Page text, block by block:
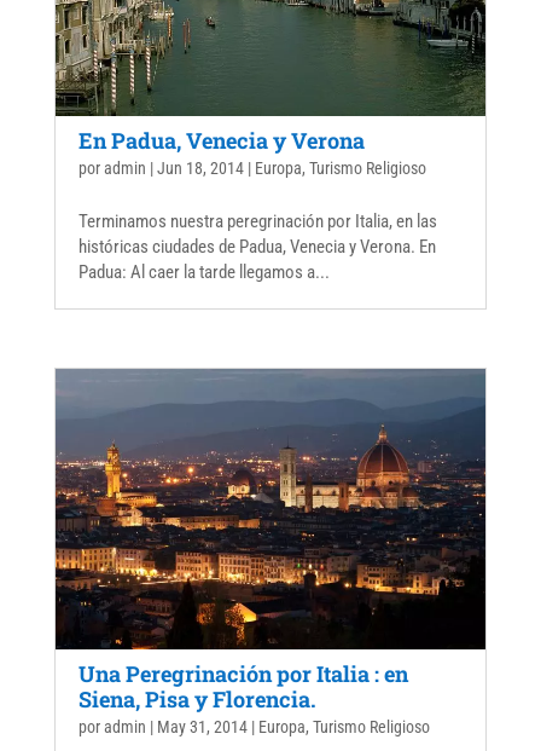
En Padua, Venecia y Verona
poradmin |Jun 18, 2014| Europa, Turismo Religioso
Terminamos nuestra peregrinación por Italia, en las
históricas ciudades de Padua, Venecia y Verona. En
Padua: Al caer la tarde llegamos a...
Una Peregrinación por Italia : en
Siena, Pisa y Florencia.
poradmin | May 31, 2014| Europa, Turismo Religioso